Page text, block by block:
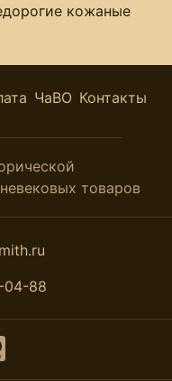
кожаные
ЧаВО Контакты
товаров
04-88